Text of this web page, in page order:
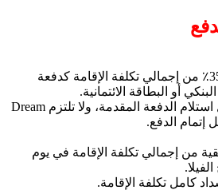
▸ لتأكيد الحجز، يجب دفع 35٪ من إجمالي تكلفة الإقامة كدفعة
أو البطاقة الائتمانية.
▸ لا يعتبر الحجز مؤكدًا قبل استلام الدفعة المقدمة، ولا تلتزم Dream
نسبة 65٪ المتبقية من إجمالي تكلفة الإقامة في يوم
كامل تكلفة الإقامة.